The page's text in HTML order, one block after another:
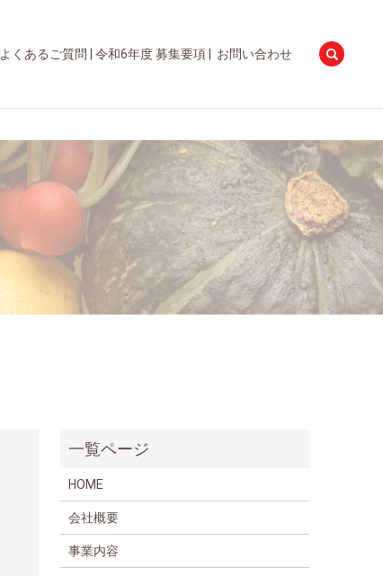
よくあるご質問 令和6年度 募集要項 お問い合わせ
HOME
会社概要
事業内容